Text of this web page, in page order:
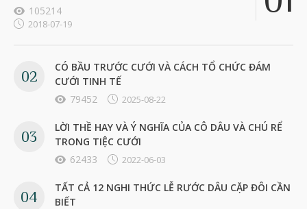
105214
2018-07-19
CÓ BẦU TRƯỚC CƯỚI VÀ CÁCH TỔ CHỨC ĐÁM
CƯỚI TINH TẾ
79452
2025-08-22
LỜI THỀ HAY VÀ Ý NGHĨA CỦA CÔ DÂU VÀ CHÚ RỂ
TRONG TIỆC CƯỚI
62433
2022-06-03
TẤT CẢ 12 NGHI THỨC LỄ RƯỚC DÂU CẶP ĐÔI CẦN
BIẾT